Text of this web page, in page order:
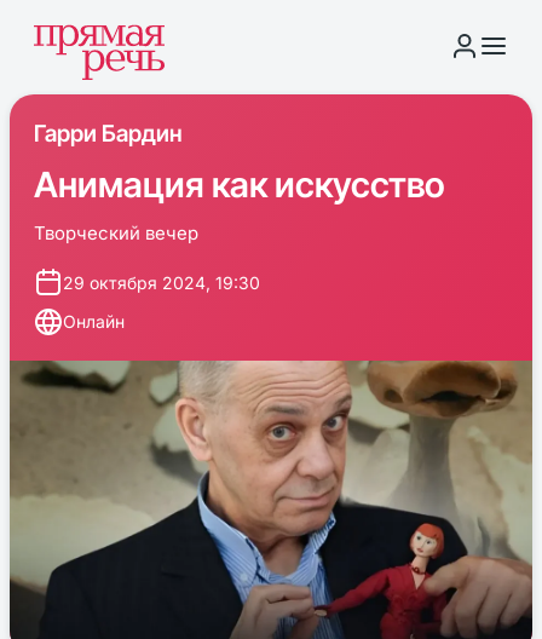
Гарри Бардин
Анимация как искусство
Творческий вечер
29 октября 2024, 19:30
Онлайн